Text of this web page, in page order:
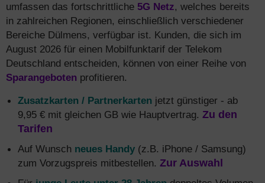
umfassen das fortschrittliche 5G Netz, welches bereits
in zahlreichen Regionen, einschließlich verschiedener
Bereiche Dülmens, verfügbar ist. Kunden, die sich im
August 2026 für einen Mobilfunktarif der Telekom
Deutschland entscheiden, können von einer Reihe von
Sparangeboten profitieren.
Zusatzkarten / Partnerkarten jetzt günstiger - ab
9,95 € mit gleichen GB wie Hauptvertrag. Zu den
Tarifen
Auf Wunsch neues Handy (z.B. iPhone / Samsung)
zum Vorzugspreis mitbestellen. Zur Auswahl